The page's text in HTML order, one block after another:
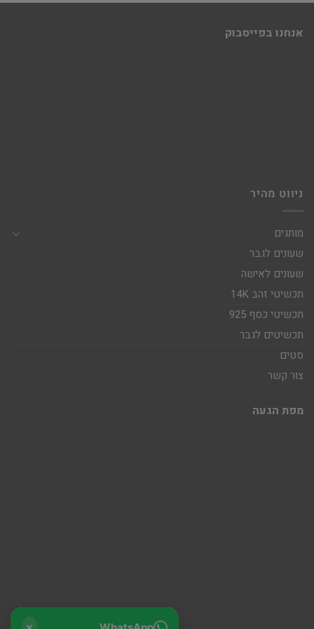
אנחנו בפייסבוק
ניווט מהיר
מותגים
שעונים לגבר
שעונים לאישה
תכשיטי זהב 14K
תכשיטי כסף 925
תכשיטים לגבר
סטים
צור קשר
מפת הגעה